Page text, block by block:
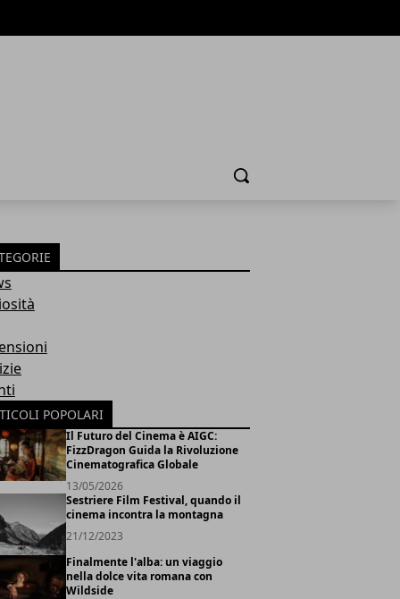
Cerca
POPOLARI
Il Futuro del Cinema è AIGC:
FizzDragon Guida la Rivoluzione
Cinematografica Globale
13/05/2026
Sestriere Film Festival, quando il
cinema incontra la montagna
21/12/2023
Finalmente l'alba: un viaggio
nella dolce vita romana con
Wildside